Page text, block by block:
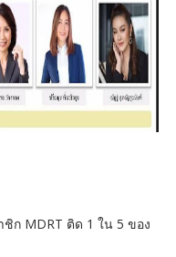
ก MDRT ติด 1 ใน 5 ของ